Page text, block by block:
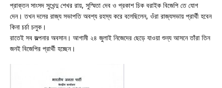
প্রাক্তন সাংসদ সুখেন্দু শেখর রায়, সুস্মিতা দেব ও প্রকাশ চিক বরাইক বিজেপি তে যোগ
দেন। তখন দলের রাজ্য সভাপতি অবশ্য রহস্য করে বলেছিলেন, ওঁরা রাজ্যসভায় প্রার্থী হবেন
কিনা চর্চা চলুক।
রাতেই সব জল্পনার অবসান। আগামী ২৪ জুলাই নিজেদের ছেড়ে যাওয়া শুন্য আসনে তাঁরা তিন
জনই বিজেপির প্রার্থী হচ্ছেন।